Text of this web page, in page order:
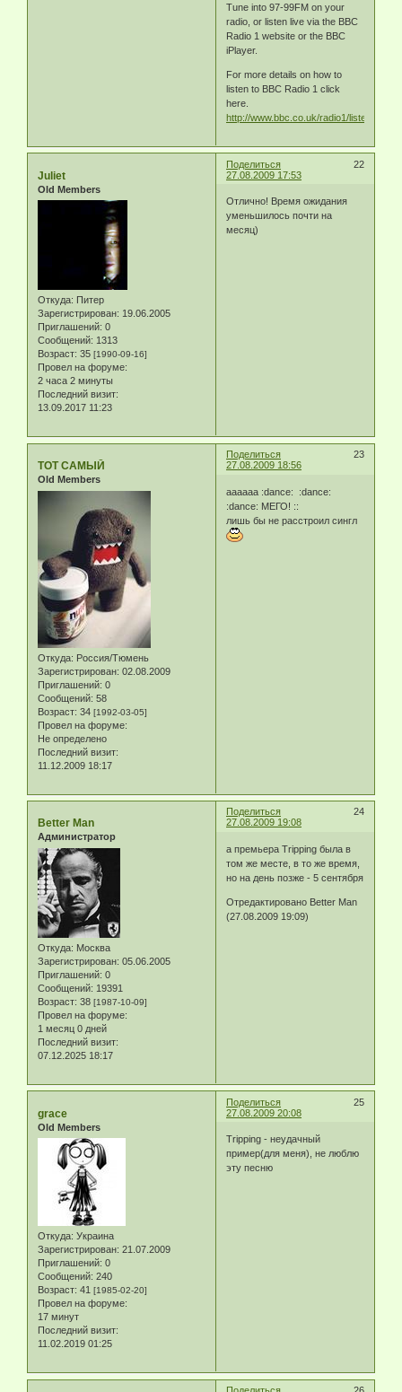
Tune into 97-99FM on your
radio, or listen live via the BBC
Radio 1 website or the BBC
iPlayer.
For more details on how to
listen to BBC Radio 1 click
here.
http://www.bbc.co.uk/radio1/listen/radio/
Поделиться
22
27.08.2009 17:53
Juliet
Old Members
Откуда: Питер
Зарегистрирован: 19.06.2005
Приглашений: 0
Сообщений: 1313
Возраст: 35 [1990-09-16]
Провел на форуме:
2 часа 2 минуты
Последний визит:
13.09.2017 11:23
Отлично! Время ожидания
уменьшилось почти на
месяц)
Поделиться
23
27.08.2009 18:56
ТОТ САМЫЙ
Old Members
Откуда: Россия/Тюмень
Зарегистрирован: 02.08.2009
Приглашений: 0
Сообщений: 58
Возраст: 34 [1992-03-05]
Провел на форуме:
Не определено
Последний визит:
11.12.2009 18:17
аааааа :dance: :dance:
:dance: МЕГО! ::
лишь бы не расстроил сингл
Поделиться
24
27.08.2009 19:08
Better Man
Администратор
Откуда: Москва
Зарегистрирован: 05.06.2005
Приглашений: 0
Сообщений: 19391
Возраст: 38 [1987-10-09]
Провел на форуме:
1 месяц 0 дней
Последний визит:
07.12.2025 18:17
а премьера Tripping была в
том же месте, в то же время,
но на день позже - 5 сентября
Отредактировано Better Man
(27.08.2009 19:09)
Поделиться
25
27.08.2009 20:08
grace
Old Members
Откуда: Украина
Зарегистрирован: 21.07.2009
Приглашений: 0
Сообщений: 240
Возраст: 41 [1985-02-20]
Провел на форуме:
17 минут
Последний визит:
11.02.2019 01:25
Tripping - неудачный
пример(для меня), не люблю
эту песню